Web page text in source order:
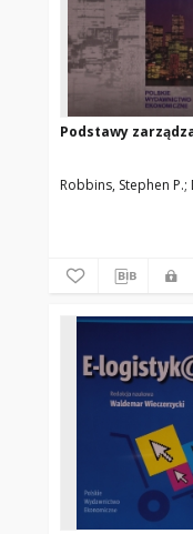
Podstawy
Robbins, Stephen P.